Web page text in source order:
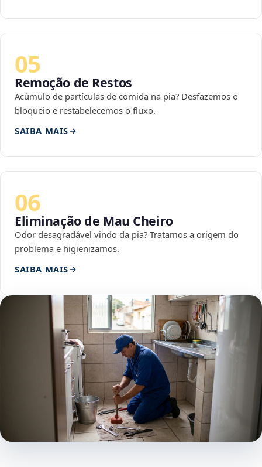
05
Remoção de Restos
Acúmulo de partículas de comida na pia? Desfazemos o
bloqueio e restabelecemos o fluxo.
SAIBA MAIS
06
Eliminação de Mau Cheiro
Odor desagradável vindo da pia? Tratamos a origem do
problema e higienizamos.
SAIBA MAIS